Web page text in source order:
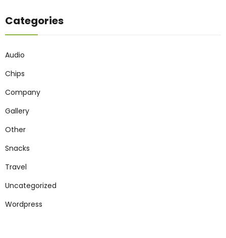
Categories
Audio
Chips
Company
Gallery
Other
Snacks
Travel
Uncategorized
Wordpress